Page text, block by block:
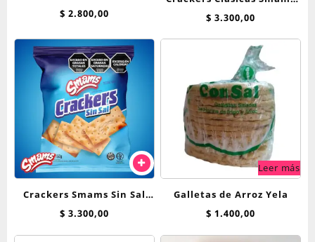
Light x 100 Grs
$ 2.800,00
150 grs
$ 3.300,00
Crackers Smams Sin Sal
150gr
$ 3.300,00
Leer más
Galletas de Arroz Yela
$ 1.400,00